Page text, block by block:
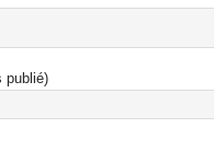
publié)